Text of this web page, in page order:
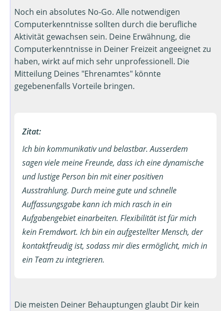
Noch ein absolutes No-Go. Alle notwendigen
Computerkenntnisse sollten durch die berufliche
Aktivität gewachsen sein. Deine Erwähnung, die
Computerkenntnisse in Deiner Freizeit angeeignet zu
haben, wirkt auf mich sehr unprofessionell. Die
Mitteilung Deines "Ehrenamtes" könnte
gegebenenfalls Vorteile bringen.
Zitat:
Ich bin kommunikativ und belastbar. Ausserdem
sagen viele meine Freunde, dass ich eine dynamische
und lustige Person bin mit einer positiven
Ausstrahlung. Durch meine gute und schnelle
Auffassungsgabe kann ich mich rasch in ein
Aufgabengebiet einarbeiten. Flexibilität ist für mich
kein Fremdwort. Ich bin ein aufgestellter Mensch, der
kontaktfreudig ist, sodass mir dies ermöglicht, mich in
ein Team zu integrieren.
Die meisten Deiner Behauptungen glaubt Dir kein